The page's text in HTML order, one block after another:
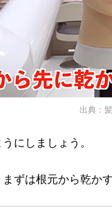
出典：
にしましょう。
ずは根元から乾か